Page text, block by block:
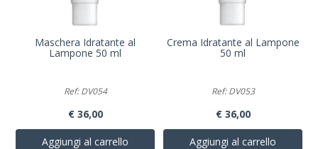
Maschera Idratante al
Lampone 50 ml
Ref: DV054
€ 36,00
Aggiungi al carrello
Crema Idratante al Lampone
50 ml
Ref: DV053
€ 36,00
Aggiungi al carrello